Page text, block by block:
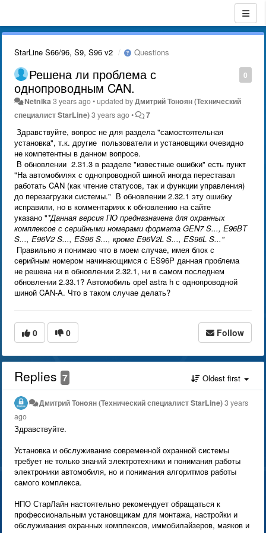
StarLine S66/96, S9, S96 v2 Questions
0
Решена ли проблема с
однопроводным CAN.
Netnika3 years ago•updated byДмитрий Тонoян (Технический
специалист StarLine)3 years ago• 7
Здравствуйте, вопрос не для раздела "самостоятельная
установка", т.к. другие пользователи и установщики очевидно
не компетентны в данном вопросе.
В обновлении 2.31.3 в разделе "известные ошибки" есть пункт
"На автомобилях с однопроводной шиной иногда переставал
работать CAN (как чтение статусов, так и функции управления)
до перезагрузки системы." В обновлении 2.32.1 эту ошибку
исправили, но в комментариях к обновлению на сайте
указано "*Данная версия ПО предназначена для охранных
комплексов с серийными номерами формата GEN7 S..., E96BT
S..., E96V2 S..., ES96 S..., кроме E96V2L S..., ES96L S..."
Правильно я понимаю что в моем случае, имея блок с
серийным номером начинающимся с ES96P данная проблема
не решена ни в обновлении 2.32.1, ни в самом последнем
обновлении 2.33.1? Автомобиль opel astra h с однопроводной
шиной CAN-A. Что в таком случае делать?
0 0 Follow
Replies 7 Oldest first
Дмитрий Тонoян (Технический специалист StarLine)3 years
ago
Здравствуйте.
Установка и обслуживание современной охранной системы
требует не только знаний электротехники и понимания работы
электроники автомобиля, но и понимания алгоритмов работы
самого комплекса.
НПО СтарЛайн настоятельно рекомендует обращаться к
профессиональным установщикам для монтажа, настройки и
обслуживания охранных комплексов, иммобилайзеров, маяков и